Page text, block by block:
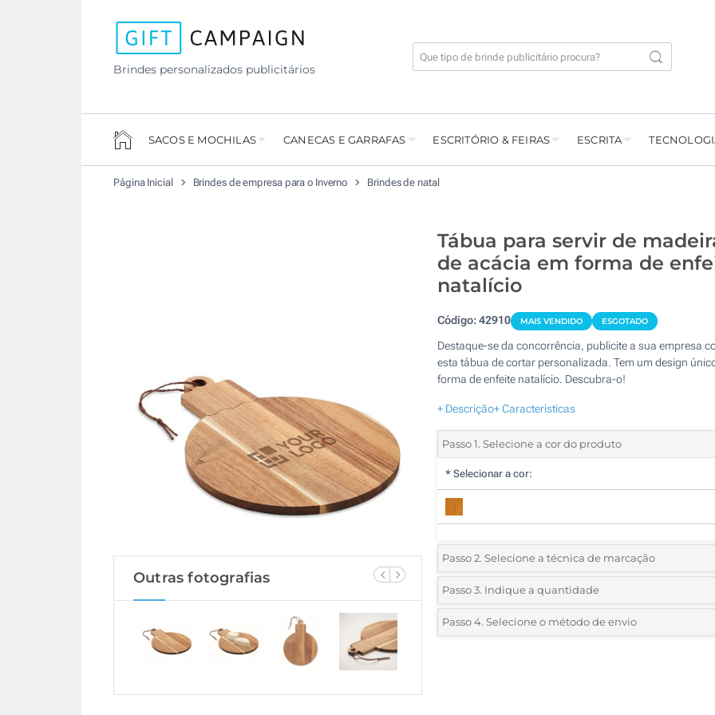
Brindes personalizados publicitários
SACOS E MOCHILAS CANECAS E GARRAFAS ESCRITÓRIO & FEIRAS ESCRITA
Página Inicial Brindes de empresa para o Inverno Brindes de natal
Outras fotografias
Tábua para servir de
de acácia em forma de
natalício
Código:42910 MAIS VENDIDO ESGOTADO
Destaque-se da concorrência, publicite a sua empresa
esta tábua de cortar personalizada. Tem um design
forma de enfeite natalício. Descubra-o!
+ Descrição+ Características
Passo 1. Selecione a cor do produto
* Selecionar a cor:
Passo 2. Selecione a técnica de marcação
*Selecione o tipo de marcação e as cores do logotipo:
Gravação a laser (Num lado)
Passo 3. Indique a quantidade
*Quantidade mínima:10
Passo 4. Selecione o método de envio